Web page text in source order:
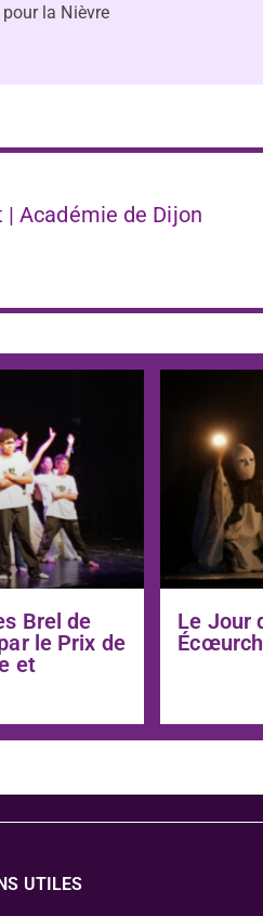
la Nièvre
Académie de Dijon
Brel de
le Prix de
et
Le Jour
UTILES